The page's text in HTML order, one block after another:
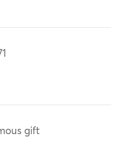
gift